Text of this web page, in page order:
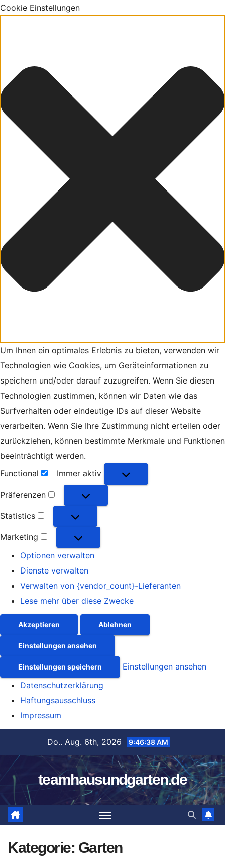
Cookie Einstellungen
Um Ihnen ein optimales Erlebnis zu bieten, verwenden wir
Technologien wie Cookies, um Geräteinformationen zu
speichern und/oder darauf zuzugreifen. Wenn Sie diesen
Technologien zustimmen, können wir Daten wie das
Surfverhalten oder eindeutige IDs auf dieser Website
verarbeiten. Wenn Sie Ihre Zustimmung nicht erteilen oder
zurückziehen, können bestimmte Merkmale und Funktionen
beeinträchtigt werden.
Functional
Functional
Immer aktiv
Präferenzen
Präferenzen
Statistics
Statistics
Marketing
Marketing
Optionen verwalten
Dienste verwalten
Verwalten von {vendor_count}-Lieferanten
Lese mehr über diese Zwecke
Akzeptieren Ablehnen
Einstellungen ansehen
Einstellungen speichern
Einstellungen ansehen
Datenschutzerklärung
Haftungsausschluss
Impressum
springen
Do.. Aug. 6th, 2026 9:46:40 AM
teamhausundgarten.de
Kategorie: Garten